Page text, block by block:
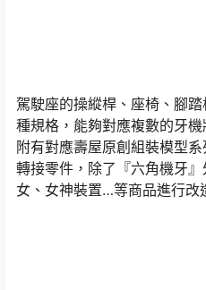
駕駛座的操縱桿、座椅、腳
種規格，能夠對應複數的牙
附有對應壽屋原創組裝模型
轉接零件，除了『六角機牙
女、女神裝置…等商品進行改